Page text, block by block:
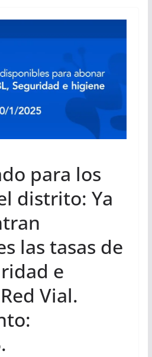
para los
distrito: Ya
las tasas de
e
Vial.